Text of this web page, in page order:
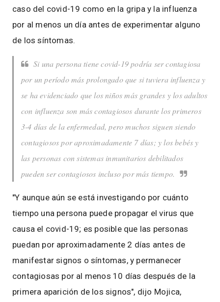
caso del covid-19 como en la gripa y la influenza
por al menos un día antes de experimentar alguno
de los síntomas.
Si una persona tiene covid-19 podría ser contagiosa
por un período más prolongado que si tuviera influenza y
se ha evidenciado que los niños más grandes y los adultos
con influenza son más contagiosos durante los primeros
3-4 días de la enfermedad, pero muchos siguen siendo
contagiosos por aproximadamente 7 días; y los bebés y
las personas con sistemas inmunitarios debilitados
pueden ser contagiosos incluso por más tiempo.
"Y aunque aún se está investigando por cuánto
tiempo una persona puede propagar el virus que
causa el covid-19; es posible que las personas
puedan por aproximadamente 2 días antes de
manifestar signos o síntomas, y permanecer
contagiosas por al menos 10 días después de la
primera aparición de los signos", dijo Mojica,